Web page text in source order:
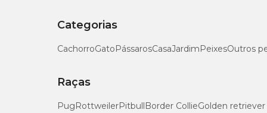
Categorias
CachorroGatoPássarosCasaJardimPeixesOutros
Raças
PugRottweilerPitbullBorder CollieGolden retriever